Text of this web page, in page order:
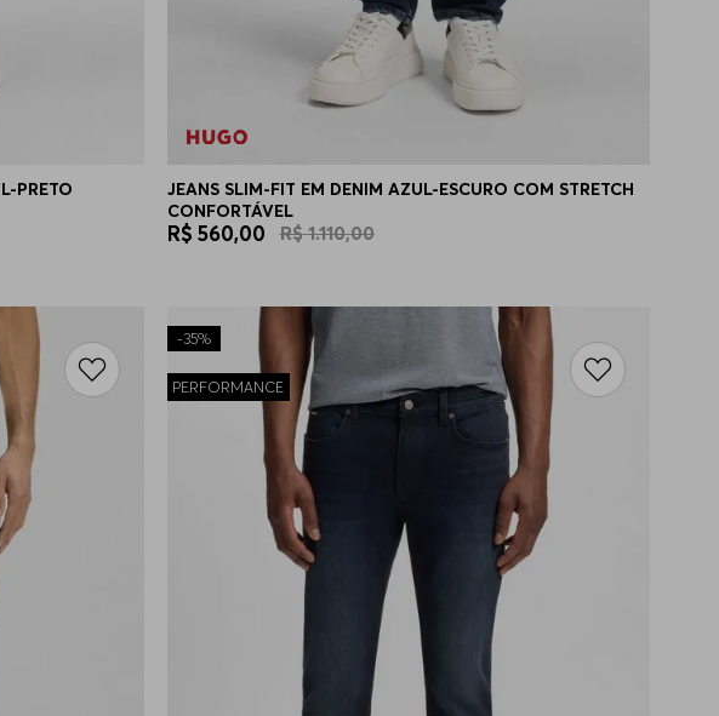
PRETO
JEANS SLIM-FIT EM DENIM AZUL-ESCURO COM STRETCH
CONFORTÁVEL
R$ 560,00 R$ 1.110,00
-35%
PERFORMANCE